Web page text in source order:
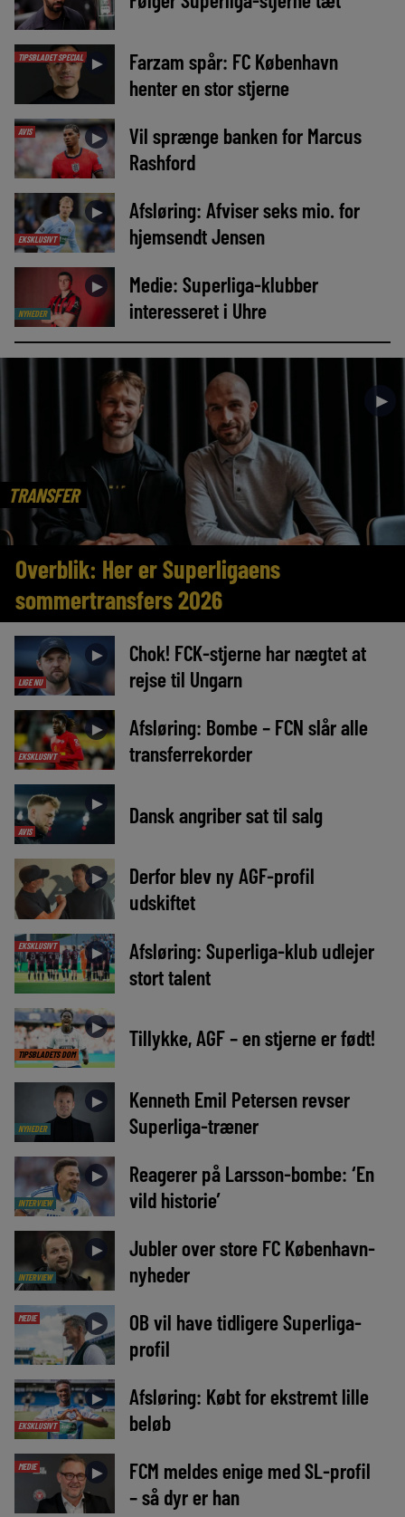
TIPSBLADET SPECIAL ►
Farzam spår: FC København
henter en stor stjerne
AVIS ►
Vil sprænge banken for Marcus
Rashford
EKSKLUSIVT
►
Afsløring: Afviser seks mio. for
hjemsendt Jensen
NYHEDER
►
Medie: Superliga-klubber
interesseret i Uhre
TRANSFER
►
Overblik: Her er Superligaens
sommertransfers 2026
LIGE NU
►
Chok! FCK-stjerne har nægtet at
rejse til Ungarn
EKSKLUSIVT
►
Afsløring: Bombe – FCN slår alle
transferrekorder
AVIS
► Dansk angriber sat til salg
►
Derfor blev ny AGF-profil
udskiftet
EKSKLUSIVT ►
Afsløring: Superliga-klub udlejer
stort talent
TIPSBLADETS DOM
► Tillykke, AGF – en stjerne er født!
NYHEDER
►
Kenneth Emil Petersen revser
Superliga-træner
INTERVIEW
►
Reagerer på Larsson-bombe: ‘En
vild historie’
INTERVIEW
►
Jubler over store FC København-
nyheder
MEDIE ►
OB vil have tidligere Superliga-
profil
EKSKLUSIVT
►
Afsløring: Købt for ekstremt lille
beløb
MEDIE ►
FCM meldes enige med SL-profil
– så dyr er han